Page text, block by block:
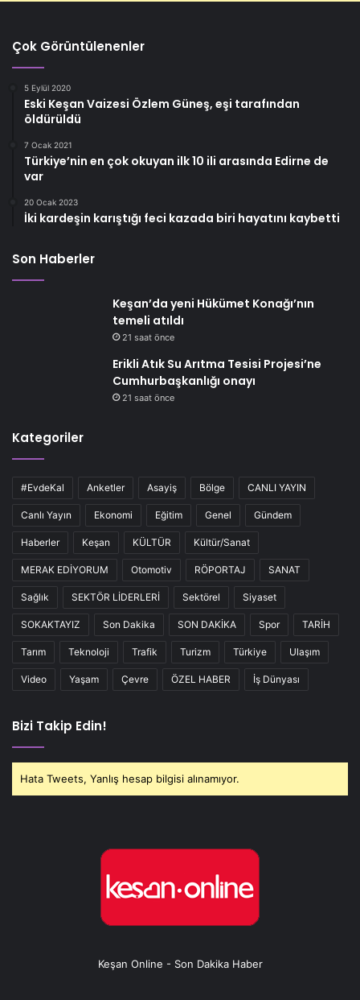
Çok Görüntülenenler
5 Eylül 2020
Eski Keşan Vaizesi Özlem Güneş, eşi tarafından
öldürüldü
7 Ocak 2021
Türkiye’nin en çok okuyan ilk 10 ili arasında Edirne de
var
20 Ocak 2023
İki kardeşin karıştığı feci kazada biri hayatını kaybetti
Son Haberler
Keşan’da yeni Hükümet Konağı’nın
temeli atıldı
21 saat önce
Erikli Atık Su Arıtma Tesisi Projesi’ne
Cumhurbaşkanlığı onayı
21 saat önce
Kategoriler
#EvdeKal Anketler Asayiş Bölge CANLI YAYIN
Canlı Yayın Ekonomi Eğitim Genel Gündem
Haberler Keşan KÜLTÜR Kültür/Sanat
MERAK EDİYORUM Otomotiv RÖPORTAJ SANAT
Sağlık SEKTÖR LİDERLERİ Sektörel Siyaset
SOKAKTAYIZ Son Dakika SON DAKİKA Spor TARİH
Tarım Teknoloji Trafik Turizm Türkiye Ulaşım
Video Yaşam Çevre ÖZEL HABER İş Dünyası
Bizi Takip Edin!
Hata Tweets, Yanlış hesap bilgisi alınamıyor.
Keşan Online - Son Dakika Haber